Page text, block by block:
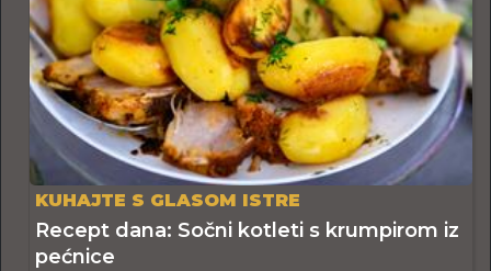
KUHAJTE S GLASOM ISTRE
Recept dana: Sočni kotleti s krumpirom iz
pećnice